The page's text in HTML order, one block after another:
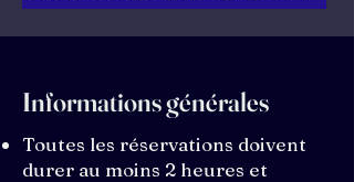
Informations générales
Toutes les réservations doivent
durer au moins 2 heures et